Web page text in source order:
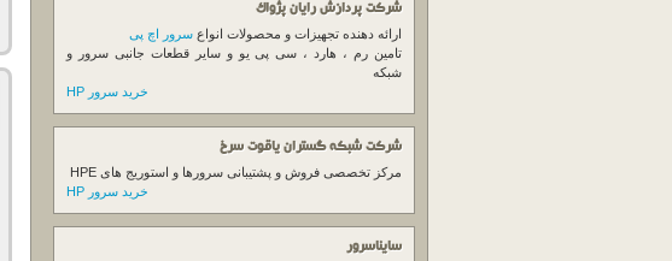
شرکت پردازش رایان پژواک
ارائه دهنده تجهیزات و محصولات انواع سرور اچ پی
تامین رم ، هارد ، سی پی یو و سایر قطعات جانبی سرور و
شبکه
خرید سرور HP
شرکت شبکه گستران یاقوت سرخ
مرکز تخصصی فروش و پشتیبانی سرورها و استوریج های HPE
خرید سرور HP
سایناسرور